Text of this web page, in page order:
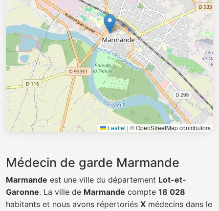
Leaflet | © OpenStreetMap contributors
Médecin de garde Marmande
Marmande est une ville du département Lot-et-
Garonne. La ville de Marmande compte 18 028
habitants et nous avons répertoriés X médecins dans le